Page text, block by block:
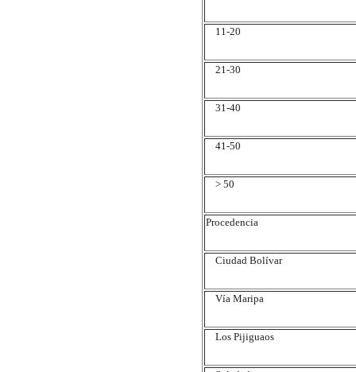
11-20
21-30
31-40
41-50
> 50
Procedencia
Ciudad Bolívar
Vía Maripa
Los Pijiguaos